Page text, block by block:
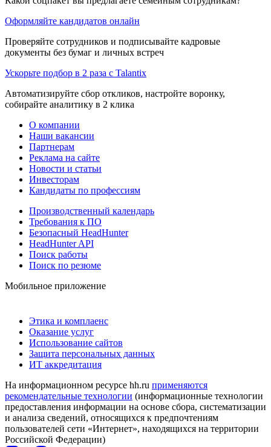
Оформляйте кандидатов онлайн
Проверяйте сотрудников и подписывайте кадровые
документы без бумаг и личных встреч
Ускорьте подбор в 2 раза с Talantix
Автоматизируйте сбор откликов, настройте воронку,
собирайте аналитику в 2 клика
О компании
Наши вакансии
Партнерам
Реклама на сайте
Новости и статьи
Инвесторам
Кандидаты по профессиям
Производственный календарь
Требования к ПО
Безопасный HeadHunter
HeadHunter API
Поиск работы
Поиск по резюме
Мобильное приложение
Этика и комплаенс
Оказание услуг
Использование сайтов
Защита персональных данных
ИТ аккредитация
На информационном ресурсе hh.ru применяются
рекомендательные технологии (информационные технологии
предоставления информации на основе сбора, систематизации
и анализа сведений, относящихся к предпочтениям
пользователей сети «Интернет», находящихся на территории
Российской Федерации)